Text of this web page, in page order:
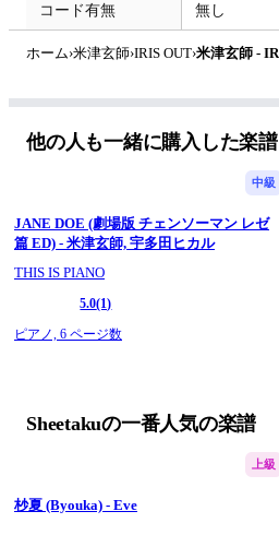
コード有無 無し
ホーム›米津玄師›IRIS OUT›
他の人も一緒に購入した楽譜
中級
JANE DOE (劇場版 チェンソーマン レゼ
篇 ED) - 米津玄師, 宇多田ヒカル
THIS IS PIANO
5.0(1)
ピアノ, 6 ページ数
Sheetakuの一番人気の楽譜
上級
杪夏 (Byouka) - Eve